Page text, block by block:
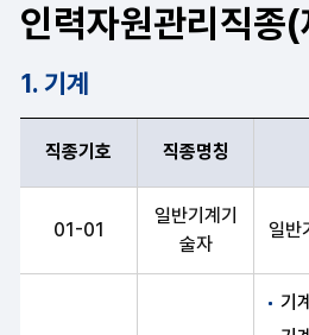
인력자원관리직종
1. 기계
직종기호, 직종명칭, 관련자격 항목
직종기호 직종명칭
01-01
일반기계기
술자
일반
기